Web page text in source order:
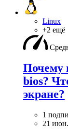
Linux
+2 ещё
Почему
bios?
экране?
1
21 июн.